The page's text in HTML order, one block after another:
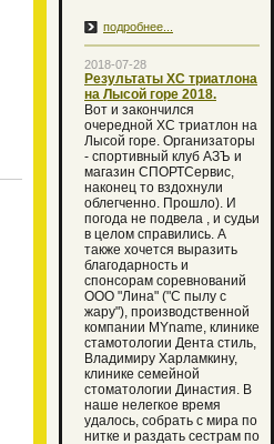
подробнее...
2018-07-28
Результаты ХС триатлона
на Лысой горе 2018.
Вот и закончился
очередной XC триатлон на
Лысой горе. Организаторы
- спортивный клуб АЗЪ и
магазин СПОРТСервис,
наконец то вздохнули
облегченно. Прошло). И
погода не подвела , и судьи
в целом справились. А
также хочется выразить
благодарность и
спонсорам соревнований
ООО "Лина" ("С пылу с
жару"), производственной
компании MYname, клинике
стамотологии Дента стиль,
Владимиру Харламкину,
клинике семейной
стоматологии Династия. В
наше нелегкое время
удалось, собрать с мира по
нитке и раздать сестрам по